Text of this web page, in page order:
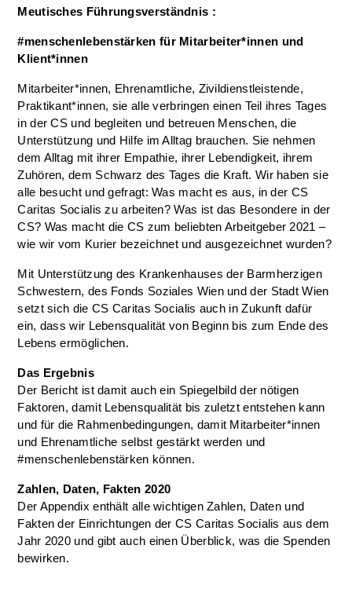
Meutisches Führungsverständnis :
#menschenlebenstärken für Mitarbeiter*innen und
Klient*innen
Mitarbeiter*innen, Ehrenamtliche, Zivildienstleistende,
Praktikant*innen, sie alle verbringen einen Teil ihres Tages
in der CS und begleiten und betreuen Menschen, die
Unterstützung und Hilfe im Alltag brauchen. Sie nehmen
dem Alltag mit ihrer Empathie, ihrer Lebendigkeit, ihrem
Zuhören, dem Schwarz des Tages die Kraft. Wir haben sie
alle besucht und gefragt: Was macht es aus, in der CS
Caritas Socialis zu arbeiten? Was ist das Besondere in der
CS? Was macht die CS zum beliebten Arbeitgeber 2021 –
wie wir vom Kurier bezeichnet und ausgezeichnet wurden?
Mit Unterstützung des Krankenhauses der Barmherzigen
Schwestern, des Fonds Soziales Wien und der Stadt Wien
setzt sich die CS Caritas Socialis auch in Zukunft dafür
ein, dass wir Lebensqualität von Beginn bis zum Ende des
Lebens ermöglichen.
Das Ergebnis
Der Bericht ist damit auch ein Spiegelbild der nötigen
Faktoren, damit Lebensqualität bis zuletzt entstehen kann
und für die Rahmenbedingungen, damit Mitarbeiter*innen
und Ehrenamtliche selbst gestärkt werden und
#menschenlebenstärken können.
Zahlen, Daten, Fakten 2020
Der Appendix enthält alle wichtigen Zahlen, Daten und
Fakten der Einrichtungen der CS Caritas Socialis aus dem
Jahr 2020 und gibt auch einen Überblick, was die Spenden
bewirken.